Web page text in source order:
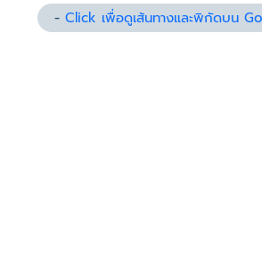
-Click เพื่อดูเส้นทางและพิกัดบน